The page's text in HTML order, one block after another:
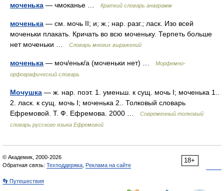
моченька — чмоканье … Краткий словарь анаграмм
моченька — см. мочь II; и; ж.; нар. разг.; ласк. Изо всей
моченьки плакать. Кричать во всю моченьку. Терпеть больше
нет моченьки …
Словарь многих выражений
моченька — моч/еньк/а (моченьки нет) …
Морфемно-
орфографический словарь
Мочушка — ж. нар. поэт. 1. уменьш. к сущ. мочь I; моченька 1..
2. ласк. к сущ. мочь I; моченька 2.. Толковый словарь
Ефремовой. Т. Ф. Ефремова. 2000 …
Современный толковый
словарь русского языка Ефремовой
18+
© Академик, 2000-2026
Обратная связь: Техподдержка Реклама на сайте
👣 Путешествия